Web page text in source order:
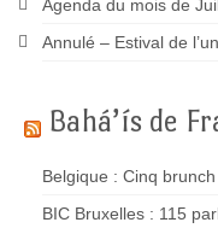
Agenda du mois de
Annulé – Estival de
Bahá’ís de
Belgique : Cinq
BIC Bruxelles : 115